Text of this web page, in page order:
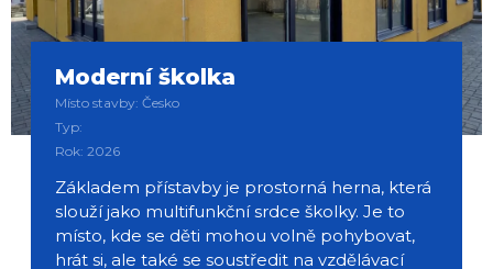
Moderní školka
Místo stavby: Česko
Typ:
Rok: 2026
Základem přístavby je prostorná herna, která
slouží jako multifunkční srdce školky. Je to
místo, kde se děti mohou volně pohybovat,
hrát si, ale také se soustředit na vzdělávací